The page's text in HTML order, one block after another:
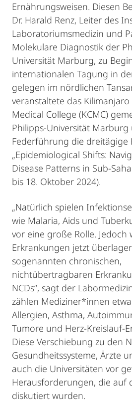
Ernährungsweisen. Diesen
Dr. Harald Renz, Leiter des
Laboratoriumsmedizin und
Molekulare Diagnostik der
Universität Marburg, zu
internationalen Tagung in
gelegen im nördlichen
veranstaltete das Kilimanjaro
Medical College (KCMC)
Philipps-Universität Marburg
Federführung die dreitägige
„Epidemiological Shifts:
Disease Patterns in Sub-
bis 18. Oktober 2024).
„Natürlich spielen
wie Malaria, Aids und
vor eine große Rolle. Jedoch
Erkrankungen jetzt
sogenannten chronischen,
nichtübertragbaren
NCDs“, sagt der
zählen Mediziner*innen
Allergien, Asthma,
Tumore und Herz-Kreislauf-
Diese Verschiebung zu den
Gesundheitssysteme, Ärzte
auch die Universitäten vor
Herausforderungen, die auf
diskutiert wurden.